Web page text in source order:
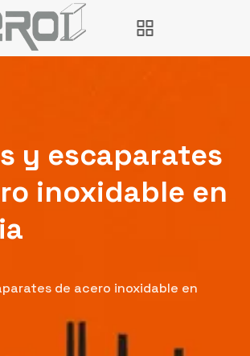
y escaparates
inoxidable en
de acero inoxidable en